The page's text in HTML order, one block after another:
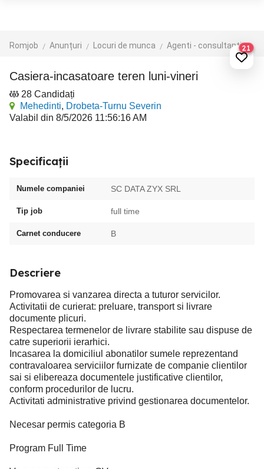
Romjob Anunțuri Locuri de munca Agenti - consultanti vanzari
21
Casiera-incasatoare teren luni-vineri
28 Candidați
Mehedinti, Drobeta-Turnu Severin
Valabil din 8/5/2026 11:56:16 AM
Specificații
Numele companiei SC DATA ZYX SRL
Tip job full time
Carnet conducere B
Descriere
Promovarea si vanzarea directa a tuturor servicilor.
Activitatii de curierat: preluare, transport si livrare
documente plicuri.
Respectarea termenelor de livrare stabilite sau dispuse de
catre superiorii ierarhici.
Incasarea la domiciliul abonatilor sumele reprezentand
contravaloarea serviciilor furnizate de companie clientilor
sai si elibereaza documentele justificative clientilor,
conform procedurilor de lucru.
Activitati administrative privind gestionarea documentelor.
Necesar permis categoria B
Program Full Time